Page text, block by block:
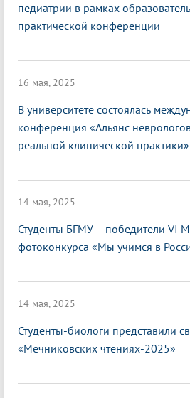
педиатрии в рамках
практической конференции
16 мая, 2025
В университете состоялась
конференция «Альянс
реальной клинической практики»
14 мая, 2025
Студенты БГМУ – победители VI
фотоконкурса «Мы учимся в
14 мая, 2025
Студенты-биологи представили
«Мечниковских чтениях-2025»